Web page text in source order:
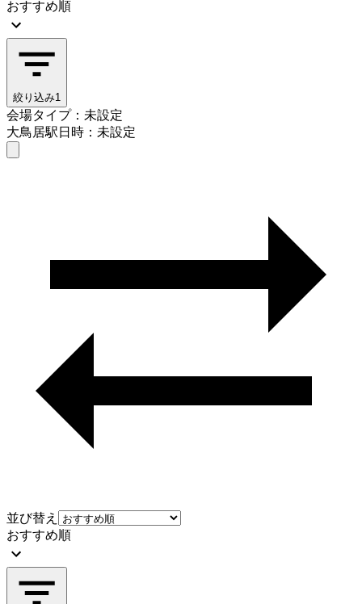
おすすめ順
絞り込み1
会場タイプ：未設定
大鳥居駅日時：未設定
並び替え
おすすめ順